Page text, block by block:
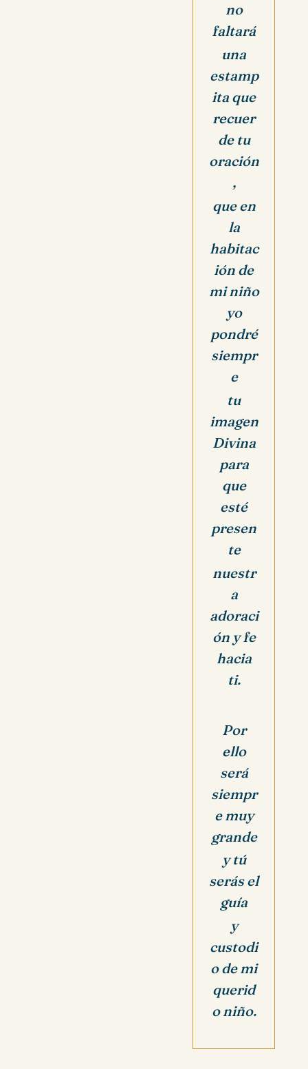
no
faltará
una
estamp
ita que
recuer
de tu
oración
,
que en
la
habitac
ión de
mi niño
yo
pondré
siempr
e
tu
imagen
Divina
para
que
esté
presen
te
nuestr
a
adoraci
ón y fe
hacia
ti.
Por
ello
será
siempr
e muy
grande
y tú
serás el
guía
y
custodi
o de mi
querid
o niño.